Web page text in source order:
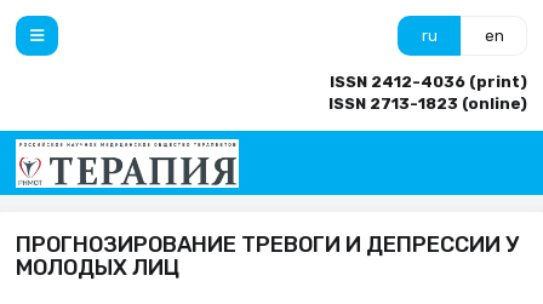
ru en
ISSN 2412-4036 (print)
ISSN 2713-1823 (online)
ПРОГНОЗИРОВАНИЕ ТРЕВОГИ И ДЕПРЕССИИ У
МОЛОДЫХ ЛИЦ